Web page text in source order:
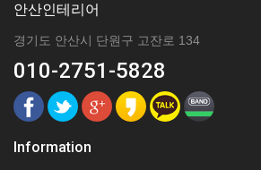
안산인테리어
경기도 안산시 단원구 고잔로 134
010-2751-5828
Information